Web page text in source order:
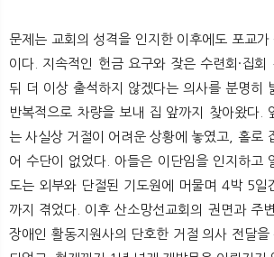
문제는 교회의 성격을 인지한 이후에도 포교가
이다. 지속적인 헌금 요구와 잦은 수련회·집회
뒤 더 이상 출석하지 않겠다는 의사를 분명히
반복적으로 차량을 보내 집 앞까지 찾아왔다.
는 사실상 거절이 어려운 상황에 놓였고, 홀로
어 수단이 없었다. 아들은 이단임을 인지하고
도는 외부와 단절된 기도원에 머물며 4박 5일
까지 겪었다. 이후 산소망선교회의 권면과 주
장애인 활동지원사의 단호한 거절 의사 전달